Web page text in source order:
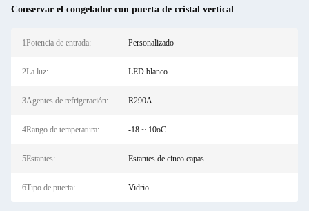
Conservar el congelador con puerta de cristal vertical
1Potencia de entrada: Personalizado
2La luz: LED blanco
3Agentes de refrigeración: R290A
4Rango de temperatura: -18 ~ 10oC
5Estantes: Estantes de cinco capas
6Tipo de puerta: Vidrio